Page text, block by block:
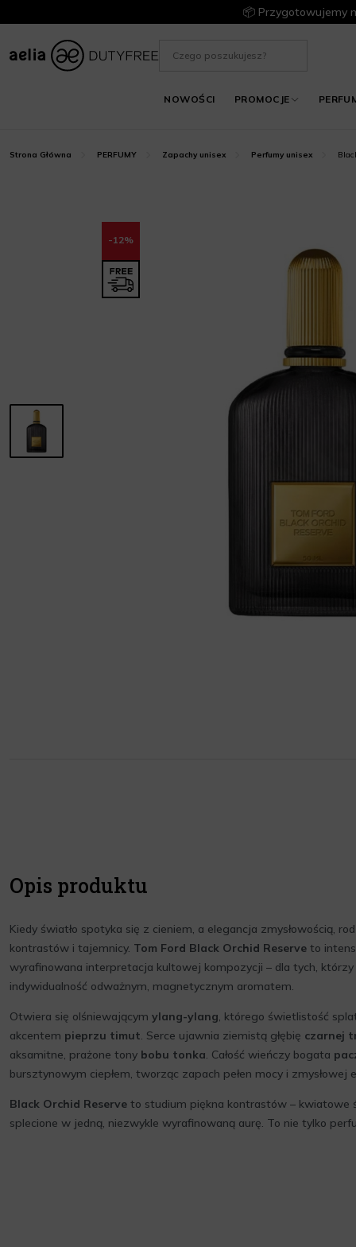
📦 Przygotowujemy
NOWOŚCI PROMOCJE
Strona Główna PERFUMY Zapachy unisex Perfumy unisex
-12%
Opis produktu
Kiedy światło spotyka się z cieniem, a elegancja zmysłowością,
kontrastów i tajemnicy. Tom Ford Black Orchid Reserve to
wyrafinowana interpretacja kultowej kompozycji – dla tych,
indywidualność odważnym, magnetycznym aromatem.
Otwiera się olśniewającym ylang-ylang, którego świetlistość
akcentem pieprzu timut. Serce ujawnia ziemistą głębię czarnej
aksamitne, prażone tony bobu tonka. Całość wieńczy bogata
bursztynowym ciepłem, tworząc zapach pełen mocy i zmysłowej
Black Orchid Reserve to studium piękna kontrastów – kwiatowe
splecione w jedną, niezwykle wyrafinowaną aurę. To nie tylko